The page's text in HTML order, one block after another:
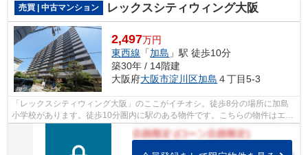
売買 | 中古マンション
レックスシティウィング大阪
2,497万円
東西線 「加島 」駅 徒歩10分
築30年 / 14階建
大阪府大阪市淀川区加島 ４丁目5-3
「レックスシティウィング大阪」のここがイチオシ。徒歩8分の場所に加島
小学校があります。徒歩10分圏内に駅のある物件です。こちらの物件はエレ
ベーター2基付きです。大阪市淀川区エ...